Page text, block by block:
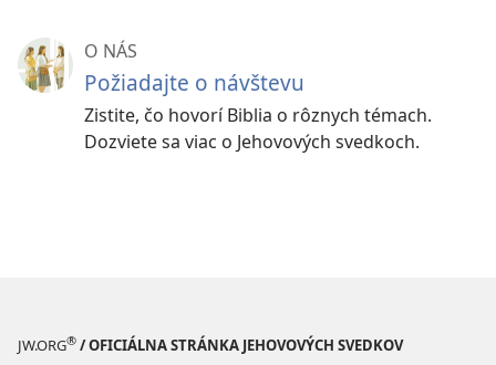
O NÁS
Požiadajte o návštevu
Zistite, čo hovorí Biblia o rôznych témach.
Dozviete sa viac o Jehovových svedkoch.
JW.ORG® / OFICIÁLNA STRÁNKA JEHOVOVÝCH SVEDKOV